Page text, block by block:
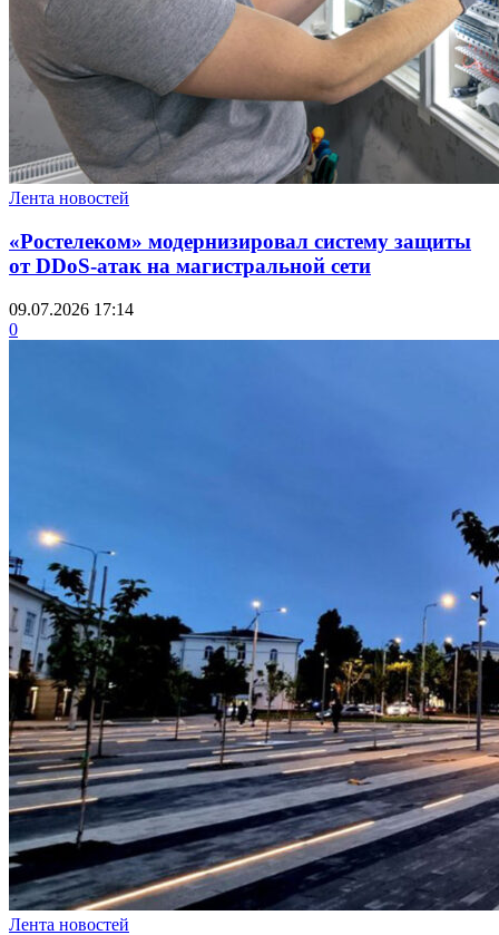
Лента новостей
«Ростелеком» модернизировал систему защиты
от DDoS-атак на магистральной сети
09.07.2026 17:14
0
Лента новостей